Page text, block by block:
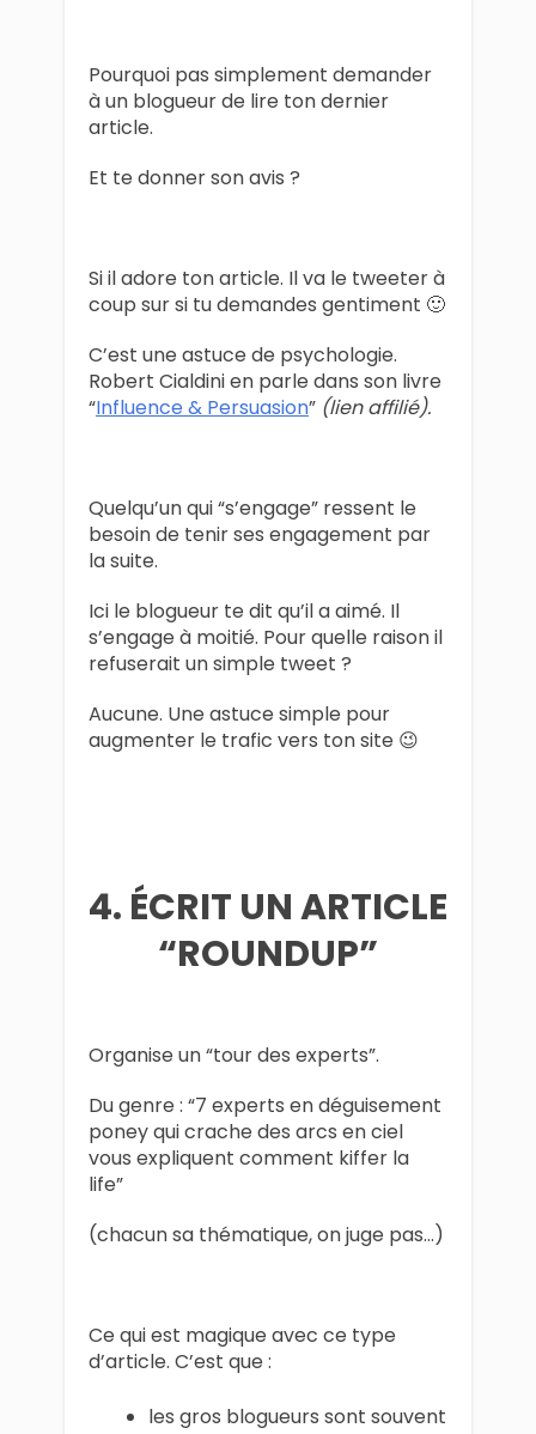
Pourquoi pas simplement demander
à un blogueur de lire ton dernier
article.
Et te donner son avis ?
Si il adore ton article. Il va le tweeter à
coup sur si tu demandes gentiment 🙂
C’est une astuce de psychologie.
Robert Cialdini en parle dans son livre
“Influence & Persuasion” (lien affilié).
Quelqu’un qui “s’engage” ressent le
besoin de tenir ses engagement par
la suite.
Ici le blogueur te dit qu’il a aimé. Il
s’engage à moitié. Pour quelle raison il
refuserait un simple tweet ?
Aucune. Une astuce simple pour
augmenter le trafic vers ton site 😉
4. ÉCRIT UN ARTICLE
“ROUNDUP”
Organise un “tour des experts”.
Du genre : “7 experts en déguisement
poney qui crache des arcs en ciel
vous expliquent comment kiffer la
life”
(chacun sa thématique, on juge pas…)
Ce qui est magique avec ce type
d’article. C’est que :
les gros blogueurs sont souvent